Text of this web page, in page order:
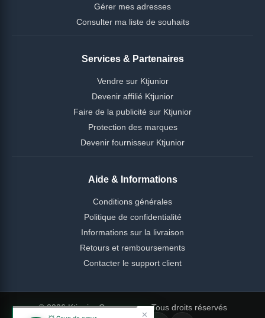
Gérer mes adresses
Consulter ma liste de souhaits
Services & Partenaires
Vendre sur Ktjunior
Devenir affilié Ktjunior
Faire de la publicité sur Ktjunior
Protection des marques
Devenir fournisseur Ktjunior
Aide & Informations
Conditions générales
Politique de confidentialité
Informations sur la livraison
Retours et remboursements
Contacter le support client
© 2026 Ktjunior Cameroun — Tous droits réservés
✕